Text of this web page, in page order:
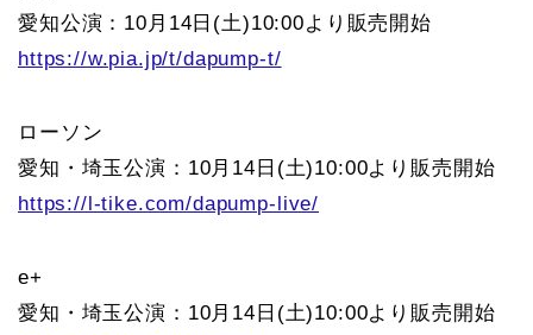
愛知公演：10月14日(土)10:00より販売開始
https://w.pia.jp/t/dapump-t/
ローソン
愛知・埼玉公演：10月14日(土)10:00より販売開始
https://l-tike.com/dapump-live/
e+
愛知・埼玉公演：10月14日(土)10:00より販売開始